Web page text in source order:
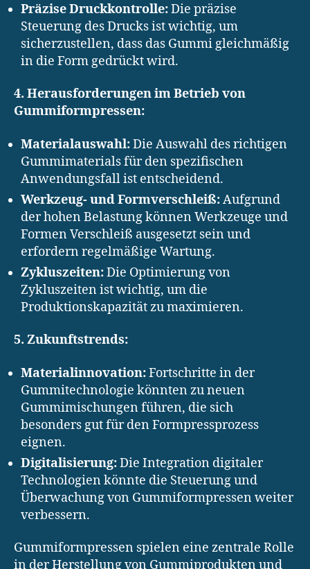
Präzise Druckkontrolle:Die präzise
Steuerung des Drucks ist wichtig, um
sicherzustellen, dass das Gummi gleichmäßig
in die Form gedrückt wird.
4. Herausforderungen im Betrieb von
Gummiformpressen:
Materialauswahl:Die Auswahl des richtigen
Gummimaterials für den spezifischen
Anwendungsfall ist entscheidend.
Werkzeug- und Formverschleiß:Aufgrund
der hohen Belastung können Werkzeuge und
Formen Verschleiß ausgesetzt sein und
erfordern regelmäßige Wartung.
Zykluszeiten:Die Optimierung von
Zykluszeiten ist wichtig, um die
Produktionskapazität zu maximieren.
5. Zukunftstrends:
Materialinnovation:Fortschritte in der
Gummitechnologie könnten zu neuen
Gummimischungen führen, die sich
besonders gut für den Formpressprozess
eignen.
Digitalisierung:Die Integration digitaler
Technologien könnte die Steuerung und
Überwachung von Gummiformpressen weiter
verbessern.
Gummiformpressen spielen eine zentrale Rolle
in der Herstellung von Gummiprodukten und